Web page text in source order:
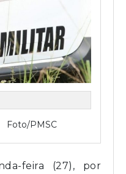
Foto/PMSC
feira (27), por